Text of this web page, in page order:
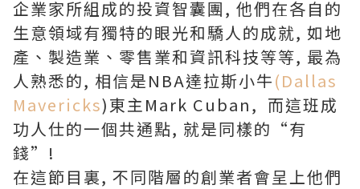
企業家所組成的投資智囊團, 他們在各自的
生意領域有獨特的眼光和驕人的成就, 如地
產、製造業、零售業和資訊科技等等, 最為
人熟悉的, 相信是NBA達拉斯小牛(Dallas
Mavericks)東主Mark Cuban, 而這班成
功人仕的一個共通點, 就是同樣的“有
錢”!
在這節目裏, 不同階層的創業者會呈上他們